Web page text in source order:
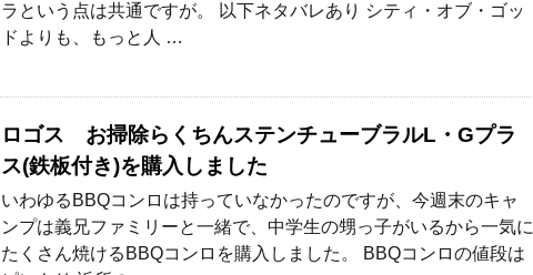
ラという点は共通ですが。 以下ネタバレあり シティ・オブ・ゴッ
ドよりも、もっと人 …
ロゴス お掃除らくちんステンチューブラルL・Gプラ
ス(鉄板付き)を購入しました
いわゆるBBQコンロは持っていなかったのですが、今週末のキャ
ンプは義兄ファミリーと一緒で、中学生の甥っ子がいるから一気に
たくさん焼けるBBQコンロを購入しました。 BBQコンロの値段は